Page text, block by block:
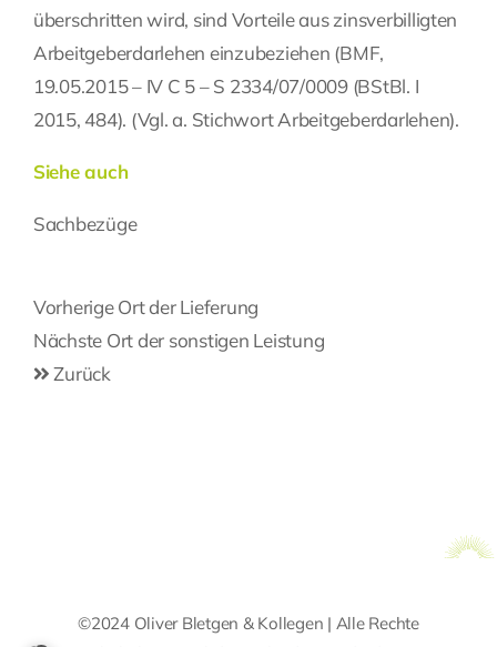
überschritten wird, sind Vorteile aus zinsverbilligten
Arbeitgeberdarlehen einzubeziehen (BMF,
19.05.2015 – IV C 5 – S 2334/07/0009 (BStBl. I
2015, 484). (Vgl. a. StichwortArbeitgeberdarlehen).
Siehe auch
Sachbezüge
Beitragsnavigation
Vorherige
Post
Vorherige Ort der Lieferung
Nächste
Post
Nächste Ort der sonstigen Leistung
Zurück
©2024 Oliver Bletgen & Kollegen | Alle Rechte